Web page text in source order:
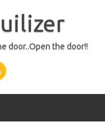
door..Open the door!!